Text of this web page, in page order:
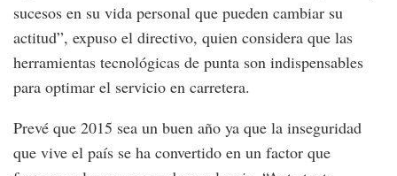
sucesos en su vida personal que pueden cambiar su
actitud”, expuso el directivo, quien considera que las
herramientas tecnológicas de punta son indispensables
para optimar el servicio en carretera.
Prevé que 2015 sea un buen año ya que la inseguridad
que vive el país se ha convertido en un factor que